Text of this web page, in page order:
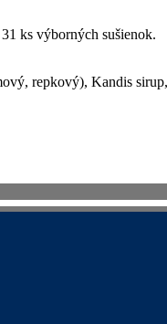
ks výborných sušienok.
repkový), Kandis